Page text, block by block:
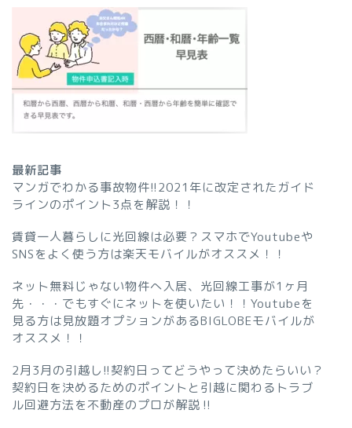
最新記事
マンガでわかる事故物件!!2021年に改定されたガイド
ラインのポイント3点を解説！！
賃貸一人暮らしに光回線は必要？スマホでYoutubeや
SNSをよく使う方は楽天モバイルがオススメ！！
ネット無料じゃない物件へ入居、光回線工事が1ヶ月
先・・・でもすぐにネットを使いたい！！Youtubeを
見る方は見放題オプションがあるBIGLOBEモバイルが
オススメ！！
2月3月の引越し!!契約日ってどうやって決めたらいい？
契約日を決めるためのポイントと引越に関わるトラブ
ル回避方法を不動産のプロが解説‼︎